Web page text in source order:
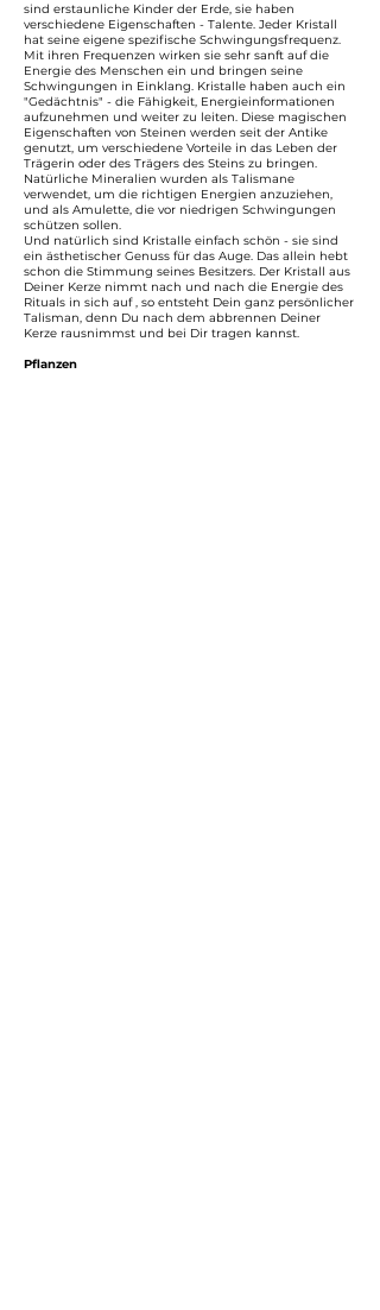
sind erstaunliche Kinder der Erde, sie haben
verschiedene Eigenschaften - Talente. Jeder Kristall
hat seine eigene spezifische Schwingungsfrequenz.
Mit ihren Frequenzen wirken sie sehr sanft auf die
Energie des Menschen ein und bringen seine
Schwingungen in Einklang. Kristalle haben auch ein
"Gedächtnis" - die Fähigkeit, Energieinformationen
aufzunehmen und weiter zu leiten. Diese magischen
Eigenschaften von Steinen werden seit der Antike
genutzt, um verschiedene Vorteile in das Leben der
Trägerin oder des Trägers des Steins zu bringen.
Natürliche Mineralien wurden als Talismane
verwendet, um die richtigen Energien anzuziehen,
und als Amulette, die vor niedrigen Schwingungen
schützen sollen.
Und natürlich sind Kristalle einfach schön - sie sind
ein ästhetischer Genuss für das Auge. Das allein hebt
schon die Stimmung seines Besitzers. Der Kristall aus
Deiner Kerze nimmt nach und nach die Energie des
Rituals in sich auf , so entsteht Dein ganz persönlicher
Talisman, denn Du nach dem abbrennen Deiner
Kerze rausnimmst und bei Dir tragen kannst.
Pflanzen